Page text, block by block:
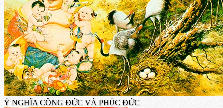
Ý NGHĨA CÔNG ĐỨC VÀ PHÚC ĐỨC